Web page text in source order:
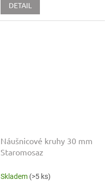
DETAIL
Náušnicové kruhy 30 mm
Staromosaz
Skladem (>5 ks)